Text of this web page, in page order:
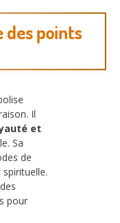
des points
Il
et
Sa
de
pour